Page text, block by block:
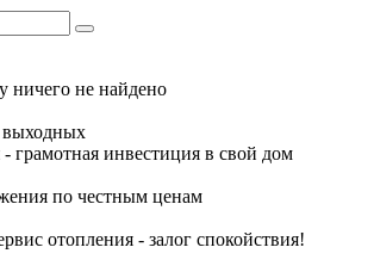
ничего не найдено
выходных
грамотная инвестиция в свой дом
по честным ценам
отопления - залог спокойствия!